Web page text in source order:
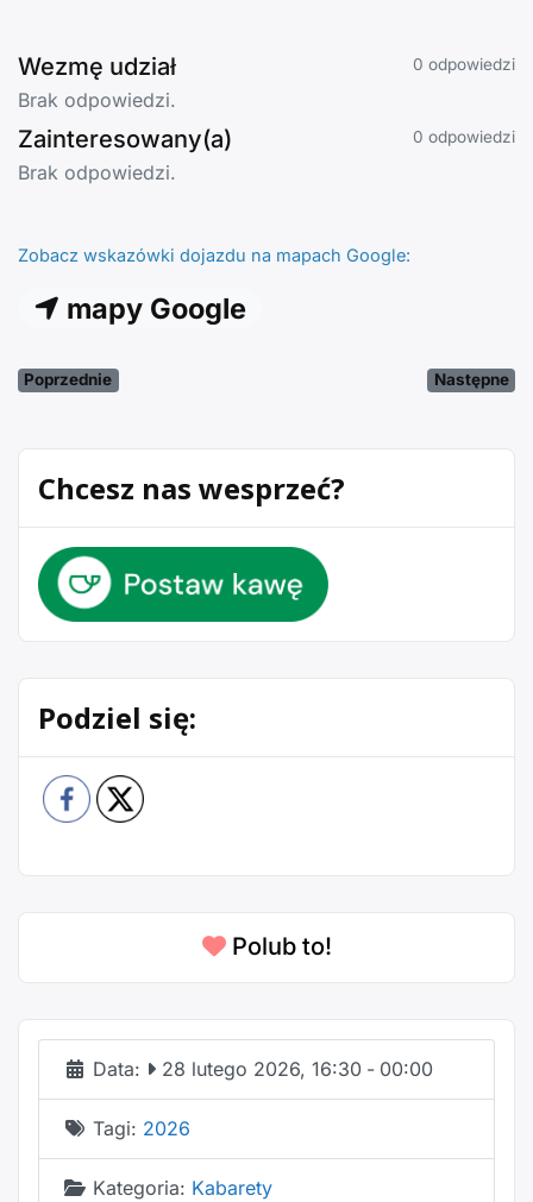
Wezmę udział 0 odpowiedzi
Brak odpowiedzi.
Zainteresowany(a) 0 odpowiedzi
Brak odpowiedzi.
Zobacz wskazówki dojazdu na mapach Google:
mapy Google
Poprzednie Następne
Chcesz nas wesprzeć?
Podziel się:
Polub to!
Data: 28 lutego 2026, 16:30 - 00:00
Tagi: 2026
Kategoria: Kabarety